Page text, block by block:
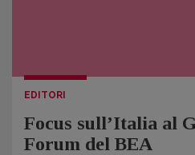
EDITORI
Focus sull’Italia al
Forum del BEA